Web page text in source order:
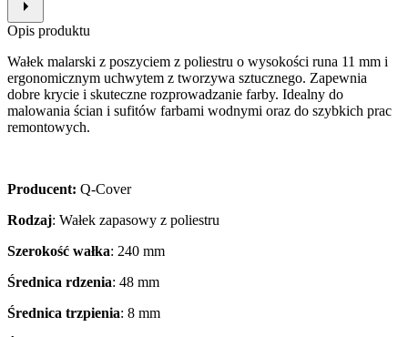
Opis produktu
Wałek malarski z poszyciem z poliestru o wysokości runa 11 mm i
ergonomicznym uchwytem z tworzywa sztucznego. Zapewnia
dobre krycie i skuteczne rozprowadzanie farby. Idealny do
malowania ścian i sufitów farbami wodnymi oraz do szybkich prac
remontowych.
Producent: Q-Cover
Rodzaj: Wałek zapasowy z poliestru
Szerokość wałka: 240 mm
Średnica rdzenia: 48 mm
Średnica trzpienia: 8 mm